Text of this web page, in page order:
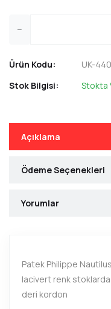
−
Ürün Kodu:
UK-
Stok Bilgisi:
Stokta
Açıklama
Ödeme Seçenekleri
Yorumlar
Patek Philippe
lacivert renk
deri kordon